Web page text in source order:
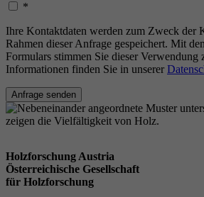
*
Ihre Kontaktdaten werden zum Zweck der
Rahmen dieser Anfrage gespeichert. Mit
Formulars stimmen Sie dieser Verwendung
Informationen finden Sie in unserer
Anfrage senden
Holzforschung Austria
Österreichische Gesellschaft
für Holzforschung